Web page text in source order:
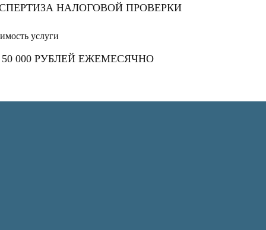
НАЛОГОВОЙ ПРОВЕРКИ
услуги
000 РУБЛЕЙ ЕЖЕМЕСЯЧНО